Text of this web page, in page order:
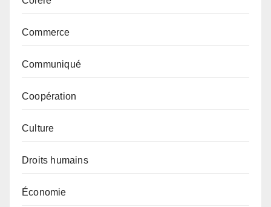
Commerce
Communiqué
Coopération
Culture
Droits humains
Économie